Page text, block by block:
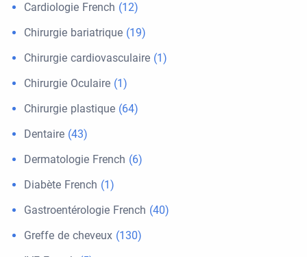
Cardiologie French (12)
Chirurgie bariatrique (19)
Chirurgie cardiovasculaire (1)
Chirurgie Oculaire (1)
Chirurgie plastique (64)
Dentaire (43)
Dermatologie French (6)
Diabète French (1)
Gastroentérologie French (40)
Greffe de cheveux (130)